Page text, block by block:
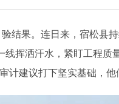
结果。连日来，宿松县
线挥洒汗水，紧盯工程
计建议打下坚实基础，他